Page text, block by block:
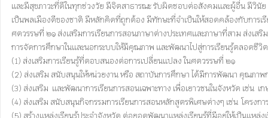
และมีสุขภาวะที่ดีในทุกช่วงวัย มีจิตสาธารณะ รับผิดชอบต่อสังคมและผู้อื่น มีวินัย
เป็นพลเมืองดีของชาติ มีหลักคิดที่ถูกต้อง มีทักษะที่จำเป็นให้สอดคล้องกับการเรี
ศตวรรษที่ ๒๑ ส่งเสริมการเรียนการสอนภาษาต่างประเทศและภาษาที่สาม ส่งเส
การจัดการศึกษาในและนอกระบบให้มีคุณภาพ และพัฒนาไปสู่การเรียนรู้ตลอดชี
(1) ส่งเสริมการเรียนรู้ที่ตอบสนองต่อการเปลี่ยนแปลง ในศตวรรษที่ ๒๑
(2) ส่งเสริม สนับสนุนให้หน่วยงาน หรือ สถาบันการศึกษา ได้มีการพัฒนา คุณภา
(3) ส่งเสริม  และพัฒนาการเรียนการสอนเฉพาะทาง เพื่อเยาวชนในจังหวัด เช่น
(4) ส่งเสริม สนับสนุนกิจกรรมการเรียนการสอนหลักสูตรพิเศษต่างๆ เช่น  โครง
(5) สร้างแหล่งเรียนรู้ประจำจังหวัด ต่อยอดพัฒนาแหล่งเรียนรู้ที่มีอยู่ให้เป็นแหล่